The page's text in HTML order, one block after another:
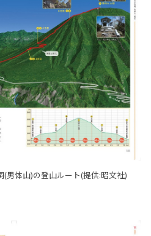
男体山)の登山ルート(提供:昭文社)